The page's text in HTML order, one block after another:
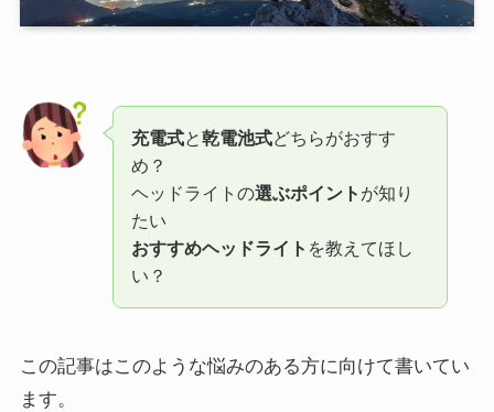
充電式と乾電池式どちらがおすす
め？
ヘッドライトの選ぶポイント が知り
たい
おすすめヘッドライト を教えてほし
い？
この記事はこのような悩みのある方に向けて書いてい
ます。